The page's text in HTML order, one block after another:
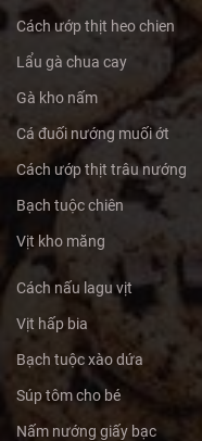
Cách ướp thịt heo chien
Lẩu gà chua cay
Gà kho nấm
Cá đuối nướng muối ớt
Cách ướp thịt trâu nướng
Bạch tuộc chiên
Vịt kho măng
Cách nấu lagu vịt
Vịt hấp bia
Bạch tuộc xào dứa
Súp tôm cho bé
Nấm nướng giấy bạc